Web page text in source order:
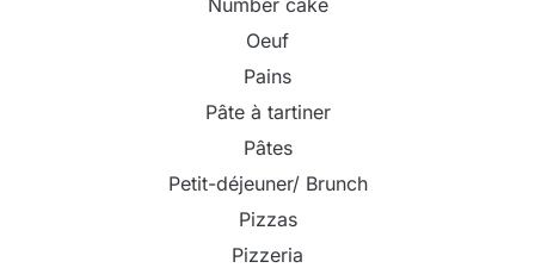
Oeuf
Pains
Pâte à tartiner
Pâtes
Petit-déjeuner/ Brunch
Pizzas
Pizzeria